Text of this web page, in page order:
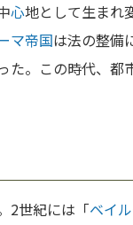
心地として生まれ
マ帝国は法の整備
た。この時代、都
2世紀には「ベイ